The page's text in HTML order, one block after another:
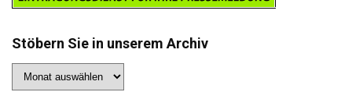
Stöbern Sie in unserem Archiv
Sie